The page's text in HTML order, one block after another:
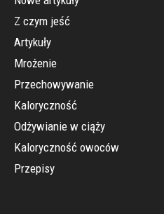
Z czym jeść
Artykuły
Mrożenie
Przechowywanie
Kaloryczność
Odżywianie w ciąży
Kaloryczność owoców
Przepisy